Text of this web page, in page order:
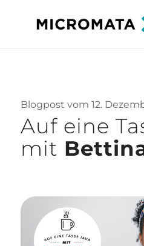
Blogpost vom 12.
Auf eine
mit